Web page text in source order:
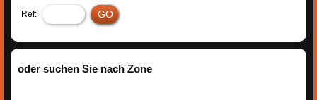
Ref:
oder suchen Sie nach Zone